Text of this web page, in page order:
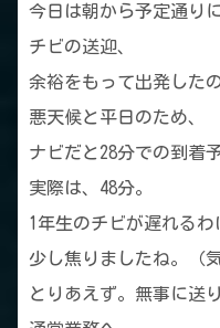
今日は朝から予定通りに
チビの送迎、
余裕をもって出発した
悪天候と平日のため、
ナビだと28分での到着
実際は、48分。
1年生のチビが遅れるわ
少し焦りましたね。（
とりあえず。無事に送